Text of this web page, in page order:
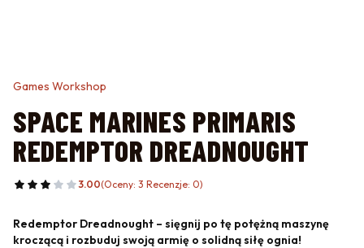
Games Workshop
SPACE MARINES PRIMARIS
REDEMPTOR DREADNOUGHT
3.00(Oceny: 3 Recenzje: 0)
Redemptor Dreadnought – sięgnij po tę potężną maszynę
kroczącą i rozbuduj swoją armię o solidną siłę ognia!